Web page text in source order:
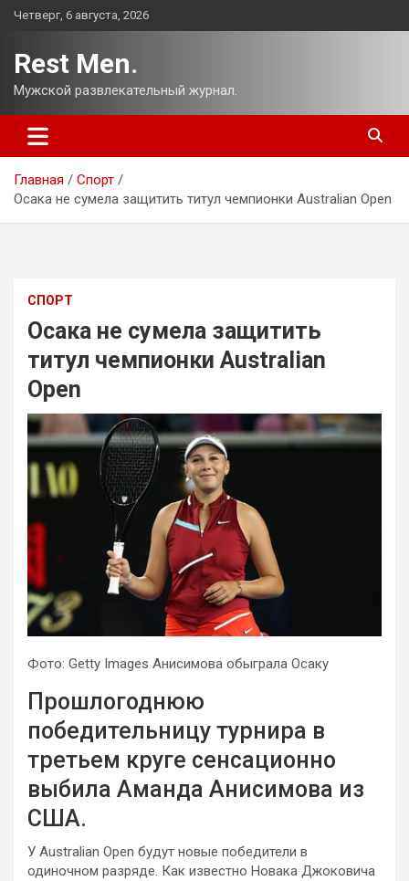
Перейти
Четверг, 6 августа, 2026
Rest Men.
Мужской развлекательный журнал.
Главная
Спорт
Осака не сумела защитить титул чемпионки Australian Open
СПОРТ
Осака не сумела защитить
титул чемпионки Australian
Open
Фото: Getty Images Анисимова обыграла Осаку
Прошлогоднюю
победительницу турнира в
третьем круге сенсационно
выбила Аманда Анисимова из
США.
У Australian Open будут новые победители в
одиночном разряде. Как известно Новака Джоковича